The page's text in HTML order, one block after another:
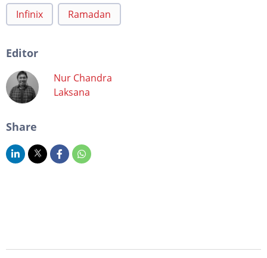
Infinix Ramadan
Editor
Nur Chandra
Laksana
Share